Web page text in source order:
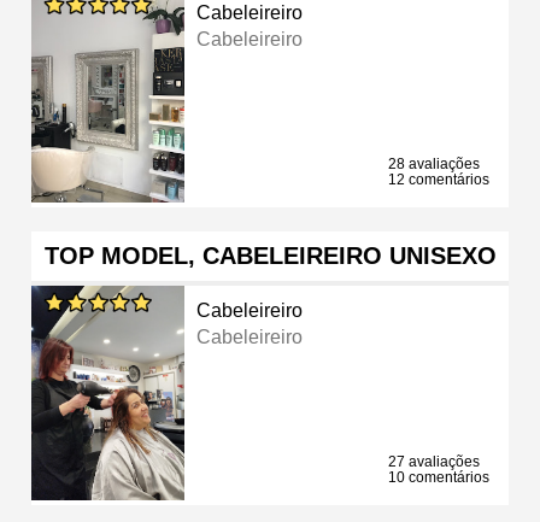
Cabeleireiro
Cabeleireiro
28 avaliações
12 comentários
TOP MODEL, CABELEIREIRO UNISEXO
Cabeleireiro
Cabeleireiro
27 avaliações
10 comentários